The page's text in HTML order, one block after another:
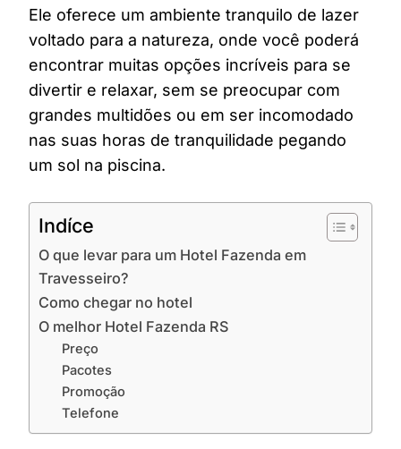
Ele oferece um ambiente tranquilo de lazer
voltado para a natureza, onde você poderá
encontrar muitas opções incríveis para se
divertir e relaxar, sem se preocupar com
grandes multidões ou em ser incomodado
nas suas horas de tranquilidade pegando
um sol na piscina.
Indíce
O que levar para um Hotel Fazenda em
Travesseiro?
Como chegar no hotel
O melhor Hotel Fazenda RS
Preço
Pacotes
Promoção
Telefone